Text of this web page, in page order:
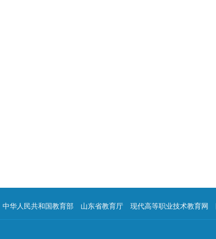
中华人民共和国教育部 山东省教育厅 现代高等职业技术教育网